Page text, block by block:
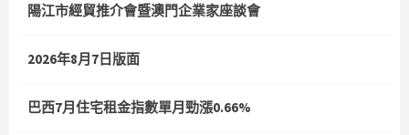
陽江市經貿推介會暨澳門企業家座談會
2026年8月7日版面
巴西7月住宅租金指數單月勁漲0.66%